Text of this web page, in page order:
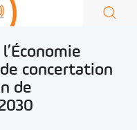
concertation
de